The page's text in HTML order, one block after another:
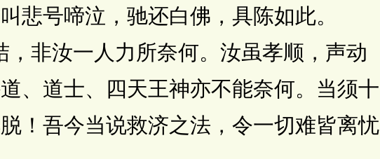
悲号啼泣，驰还白佛，具陈如此。
非汝一人力所奈何。汝虽孝顺，声动
、道士、四天王神亦不能奈何。当须十
！吾今当说救济之法，令一切难皆离忧